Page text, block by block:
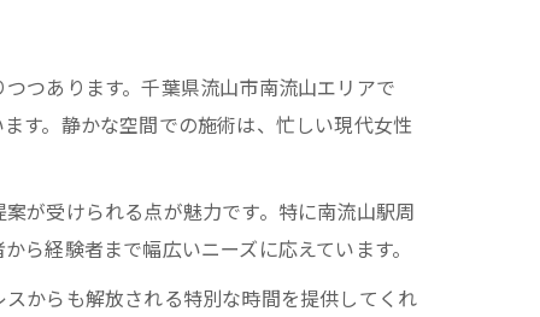
つあります。千葉県流山市南流山エリアで
す。静かな空間での施術は、忙しい現代女性
が受けられる点が魅力です。特に南流山駅周
経験者まで幅広いニーズに応えています。
からも解放される特別な時間を提供してくれ